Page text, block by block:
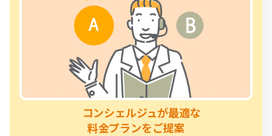
コンシェルジュが最適な
料金プランをご提案